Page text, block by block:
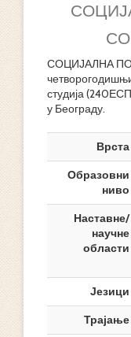
СОЦИЈАЛНА
студија
у Београду.
Врста
Образовни
ниво
Наставне/
научне
области
Језици
Трајање